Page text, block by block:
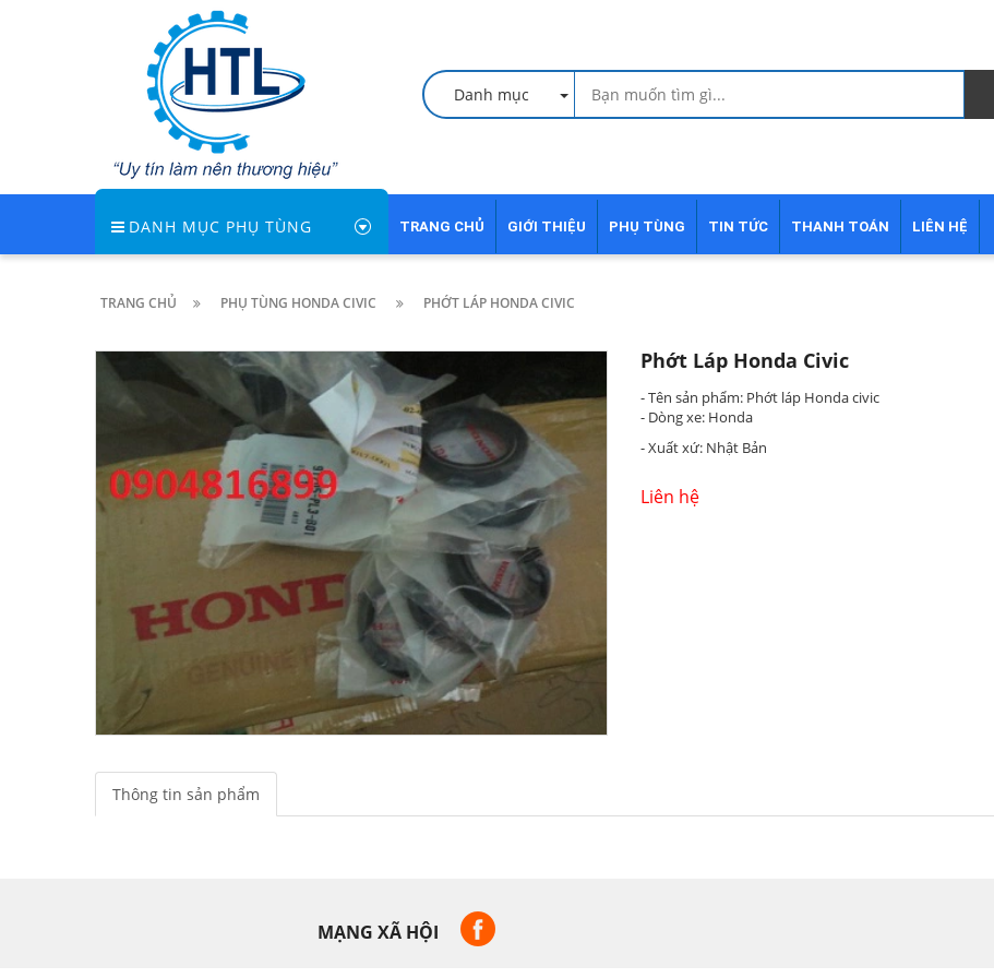
Danh mục
DANH MỤC PHỤ TÙNG TRANG CHỦ GIỚI THIỆU PHỤ TÙNG TIN TỨC THANH TOÁN LIÊN HỆ
TRANG CHỦ PHỤ TÙNG HONDA CIVIC PHỚT LÁP HONDA CIVIC
Phớt Láp Honda Civic
- Tên sản phẩm: Phớt láp Honda civic
- Dòng xe: Honda
- Xuất xứ: Nhật Bản
Liên hệ
Thông tin sản phẩm
MẠNG XÃ HỘI